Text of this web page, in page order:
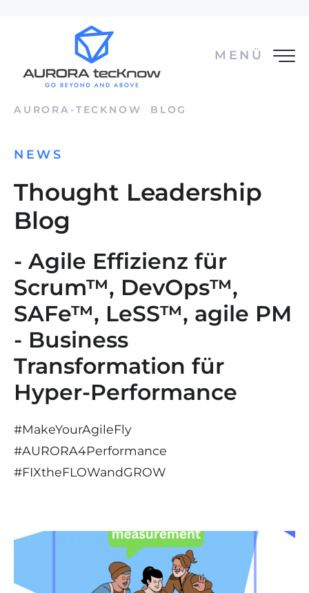
MENÜ
AURORA-TECKNOW BLOG
NEWS
Thought Leadership
Blog
- Agile Effizienz für
Scrum™, DevOps™,
SAFe™, LeSS™, agile PM
- Business
Transformation für
Hyper-Performance
#MakeYourAgileFly
#AURORA4Performance
#FIXtheFLOWandGROW